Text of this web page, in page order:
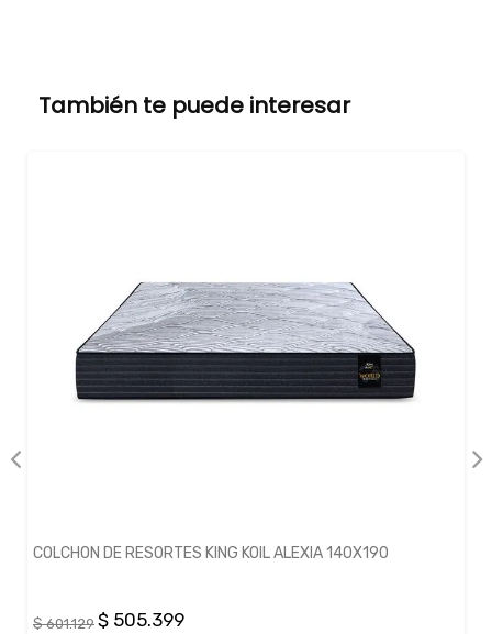
También te puede interesar
COLCHON DE RESORTES KING KOIL ALEXIA 140X190
$ 601.129 $ 505.399